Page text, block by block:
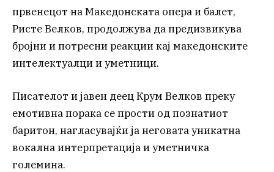
првенецот на Македонската опера и балет,
Ристе Велков, продолжува да предизвикува
бројни и потресни реакции кај македонските
интелектуалци и уметници.
Писателот и јавен деец Крум Велков преку
емотивна порака се прости од познатиот
баритон, нагласувајќи ја неговата уникатна
вокална интерпретација и уметничка
големина.